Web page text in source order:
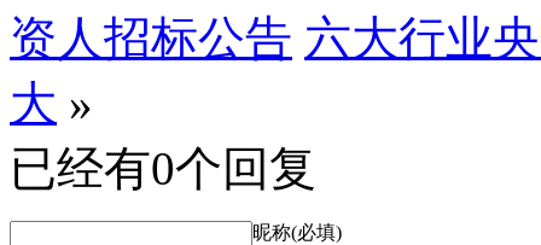
资人招标公告 六大行业
大 »
已经有0个回复
昵称(必填)